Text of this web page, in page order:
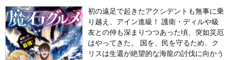
初の遠足で起きたアクシデントも無事に乗
り越え、アイン進級！ 護衛・ディルや級
友との仲も深まりつつあった頃、突如災厄
はやってきた。 国を、民を守るため、ク
リスは生還が絶望的な海龍の討伐に向かう